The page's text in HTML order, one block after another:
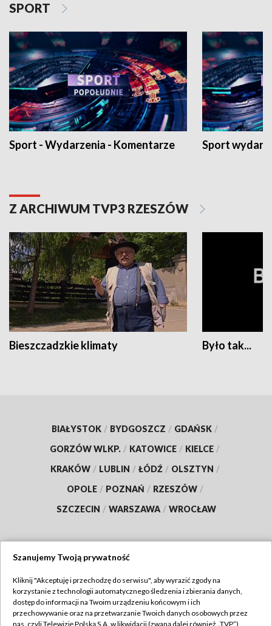
SPORT
Sport - Wydarzenia - Komentarze Sport
Z ARCHIWUM TVP3 RZESZÓW
Bieszczadzkie klimaty Było tak...
BIAŁYSTOK / BYDGOSZCZ / GDAŃSK /
GORZÓW WLKP. / KATOWICE / KIELCE /
KRAKÓW / LUBLIN / ŁÓDŹ / OLSZTYN /
OPOLE / POZNAŃ / RZESZÓW /
SZCZECIN / WARSZAWA / WROCŁAW
TVP
Abonament TVP
Regulamin TVP
Szanujemy Twoją prywatność
Kliknij "Akceptuję i przechodzę do serwisu", aby wyrazić zgody na
korzystanie z technologii automatycznego śledzenia i zbierania danych,
dostęp do informacji na Twoim urządzeniu końcowym i ich
przechowywanie oraz na przetwarzanie Twoich danych osobowych przez
nas, czyli Telewizję Polską S.A. w likwidacji (zwaną dalej również „TVP”),